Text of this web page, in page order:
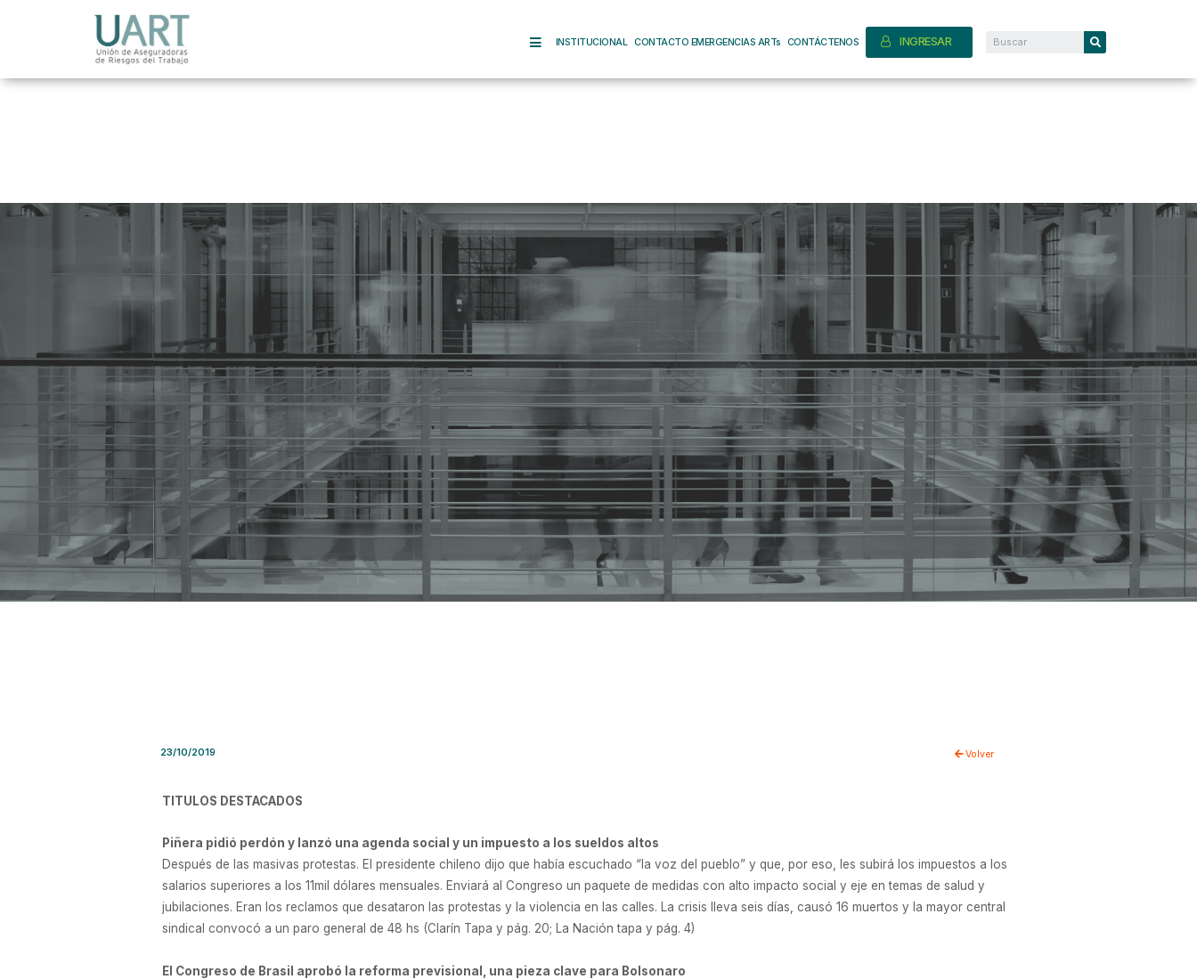
INSTITUCIONAL CONTACTO EMERGENCIAS ARTs CONTÁCTENOS INGRESAR
23/10/2019 Volver
TITULOS DESTACADOS
Piñera pidió perdón y lanzó una agenda social y un impuesto a los sueldos altos
Después de las masivas protestas. El presidente chileno dijo que había escuchado “la voz del pueblo” y que, por eso, les subirá los impuestos a los
salarios superiores a los 11mil dólares mensuales. Enviará al Congreso un paquete de medidas con alto impacto social y eje en temas de salud y
jubilaciones. Eran los reclamos que desataron las protestas y la violencia en las calles. La crisis lleva seis días, causó 16 muertos y la mayor central
sindical convocó a un paro general de 48 hs (Clarín Tapa y pág. 20; La Nación tapa y pág. 4)
El Congreso de Brasil aprobó la reforma previsional, una pieza clave para Bolsonaro